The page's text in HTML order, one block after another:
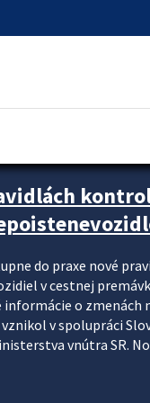
do praxe nové
v cestnej
informácie o
v spolupráci
vnútra SR.